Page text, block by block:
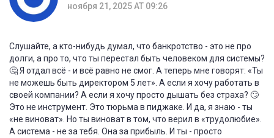
ноября 21, 2025 AT 09:26
Слушайте, а кто-нибудь думал, что банкротство - это не про
долги, а про то, что ты перестал быть человеком для системы?
🤔 Я отдал всё - и всё равно не смог. А теперь мне говорят: «Ты
не можешь быть директором 5 лет». А если я хочу работать в
своей компании? А если я хочу просто дышать без страха? 🙄
Это не инструмент. Это тюрьма в пиджаке. И да, я знаю - ты
«не виноват». Но ты виноват в том, что верил в «трудолюбие».
А система - не за тебя. Она за прибыль. И ты - просто